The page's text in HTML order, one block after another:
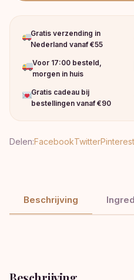
Gratis verzending in
Nederland vanaf €55
Voor 17:00 besteld,
morgen in huis
Gratis cadeau bij
bestellingen vanaf €90
Delen:FacebookTwitterPinterest
Beschrijving